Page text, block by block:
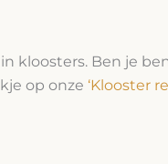
kloosters. Ben je
op onze ‘Klooster